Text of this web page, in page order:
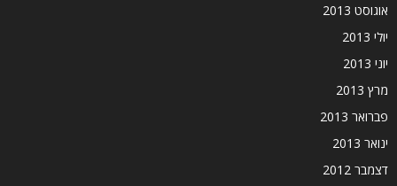
אוגוסט 2013
יולי 2013
יוני 2013
מרץ 2013
פברואר 2013
ינואר 2013
דצמבר 2012